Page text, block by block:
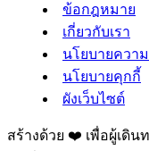
ข้อกฎหมาย
เกี่ยวกับเรา
นโยบายควา
นโยบายคุกกี้
ผังเว็บไซต์
สร้างด้วย ❤️ เพื่อผู้เดิน